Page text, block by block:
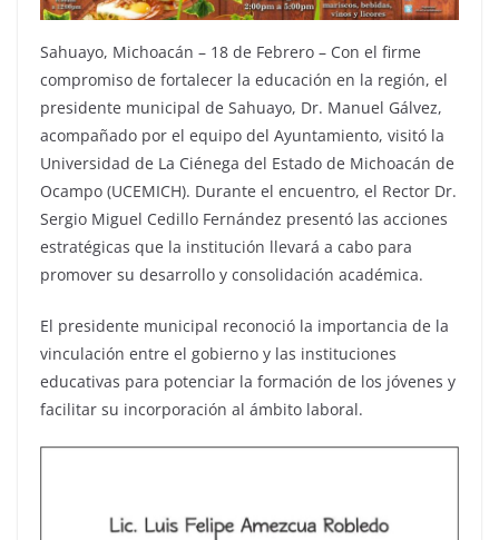
Sahuayo, Michoacán – 18 de Febrero – Con el firme
compromiso de fortalecer la educación en la región, el
presidente municipal de Sahuayo, Dr. Manuel Gálvez,
acompañado por el equipo del Ayuntamiento, visitó la
Universidad de La Ciénega del Estado de Michoacán de
Ocampo (UCEMICH). Durante el encuentro, el Rector Dr.
Sergio Miguel Cedillo Fernández presentó las acciones
estratégicas que la institución llevará a cabo para
promover su desarrollo y consolidación académica.
El presidente municipal reconoció la importancia de la
vinculación entre el gobierno y las instituciones
educativas para potenciar la formación de los jóvenes y
facilitar su incorporación al ámbito laboral.